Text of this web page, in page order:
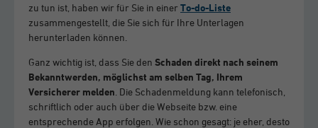
zu tun ist, haben wir für Sie in einerTo-do-Liste
zusammengestellt, die Sie sich für Ihre Unterlagen
herunterladen können.
Ganz wichtig ist, dass Sie den Schaden direkt nach seinem
Bekanntwerden, möglichst am selben Tag, Ihrem
Versicherer melden . Die Schadenmeldung kann telefonisch,
schriftlich oder auch über die Webseite bzw. eine
entsprechende App erfolgen. Wie schon gesagt: je eher, desto